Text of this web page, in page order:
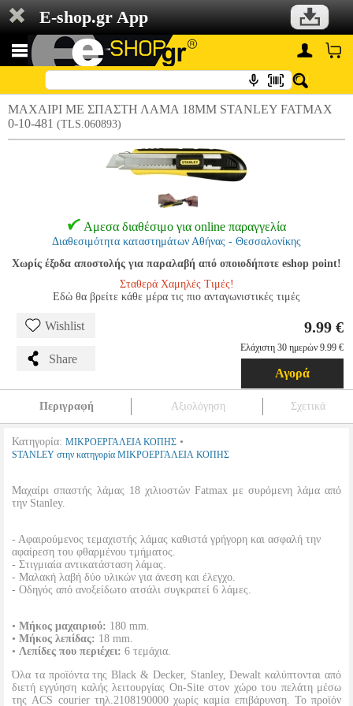
E-shop.gr App
ΜΑΧΑΙΡΙ ME ΣΠΑΣΤΗ ΛΑΜΑ 18MM STANLEY FATMAX
0-10-481 (TLS.060893)
Αμεσα διαθέσιμο για online παραγγελία
Διαθεσιμότητα καταστημάτων Αθήνας - Θεσσαλονίκης
Χωρίς έξοδα αποστολής για παραλαβή από οποιοδήποτε eshop point!
Σταθερά Χαμηλές Τιμές!
Εδώ θα βρείτε κάθε μέρα τις πιο ανταγωνιστικές τιμές
Wishlist
Share
9.99 €
Ελάχιστη 30 ημερών 9.99 €
Αγορά
Περιγραφή Αξιολόγηση Σχετικά
Κατηγορία: ΜΙΚΡΟΕΡΓΑΛΕΙΑ ΚΟΠΗΣ •
STANLEY στην κατηγορία ΜΙΚΡΟΕΡΓΑΛΕΙΑ ΚΟΠΗΣ
Μαχαίρι σπαστής λάμας 18 χιλιοστών Fatmax με συρόμενη λάμα από
την Stanley.
- Αφαιρούμενος τεμαχιστής λάμας καθιστά γρήγορη και ασφαλή την
αφαίρεση του φθαρμένου τμήματος.
- Στιγμιαία αντικατάσταση λάμας.
- Μαλακή λαβή δύο υλικών για άνεση και έλεγχο.
- Οδηγός από ανοξείδωτο ατσάλι συγκρατεί 6 λάμες.
• Μήκος μαχαιριού: 180 mm.
• Μήκος λεπίδας: 18 mm.
• Λεπίδες που περιέχει: 6 τεμάχια.
Όλα τα προϊόντα της Black & Decker, Stanley, Dewalt καλύπτονται από
διετή εγγύηση καλής λειτουργίας On-Site στον χώρο του πελάτη μέσω
της ACS courier τηλ.2108190000 χωρίς καμία επιβάρυνση. Το προϊόν